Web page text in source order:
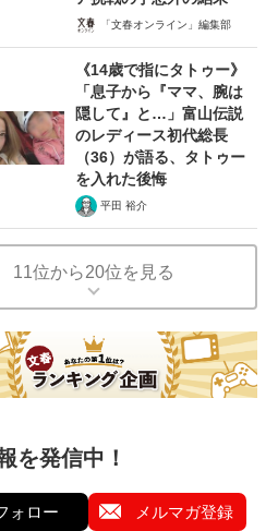
「文春オンライン」編集部
《14歳で指にタトゥー》
「息子から『ママ、腕は
隠して』と…」富山伝説
のレディース初代総長
（36）が語る、タトゥー
を入れた後悔
平田 裕介
11位から20位を見る
を発信中！
ォロー メルマガ登録